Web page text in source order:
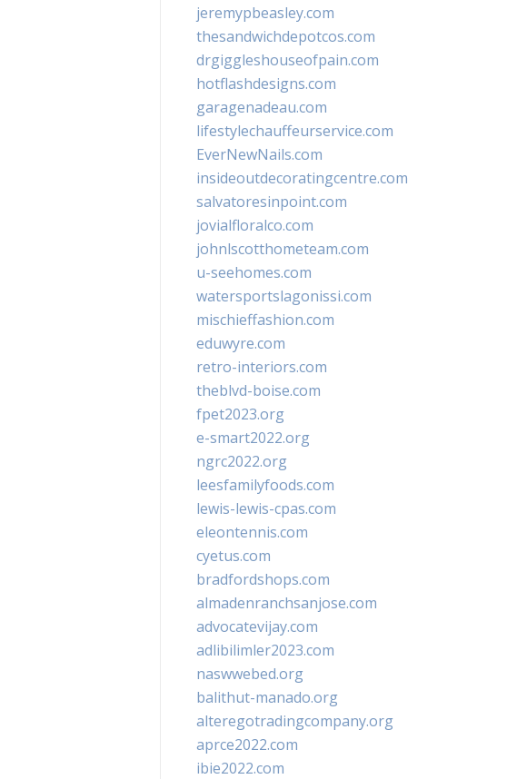
jeremypbeasley.com
thesandwichdepotcos.com
drgiggleshouseofpain.com
hotflashdesigns.com
garagenadeau.com
lifestylechauffeurservice.com
EverNewNails.com
insideoutdecoratingcentre.com
salvatoresinpoint.com
jovialfloralco.com
johnlscotthometeam.com
u-seehomes.com
watersportslagonissi.com
mischieffashion.com
eduwyre.com
retro-interiors.com
theblvd-boise.com
fpet2023.org
e-smart2022.org
ngrc2022.org
leesfamilyfoods.com
lewis-lewis-cpas.com
eleontennis.com
cyetus.com
bradfordshops.com
almadenranchsanjose.com
advocatevijay.com
adlibilimler2023.com
naswwebed.org
balithut-manado.org
alteregotradingcompany.org
aprce2022.com
ibie2022.com